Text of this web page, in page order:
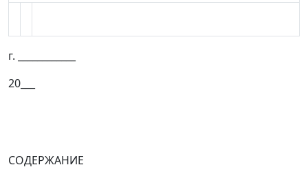
г. ____________
20___
СОДЕРЖАНИЕ